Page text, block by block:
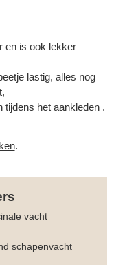
en is ook lekker
lastig, alles nog
tijdens het aankleden .
.
vacht
schapenvacht